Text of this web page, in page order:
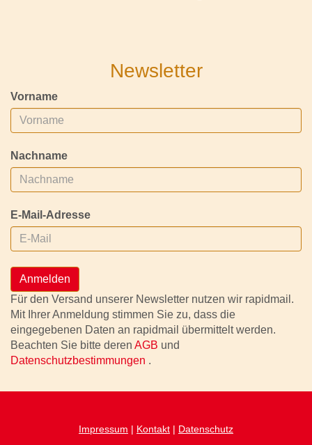
Newsletter
Vorname
Nachname
E-Mail-Adresse
Anmelden
Für den Versand unserer Newsletter nutzen wir rapidmail.
Mit Ihrer Anmeldung stimmen Sie zu, dass die
eingegebenen Daten an rapidmail übermittelt werden.
Beachten Sie bitte deren AGB und
Datenschutzbestimmungen .
Impressum | Kontakt | Datenschutz